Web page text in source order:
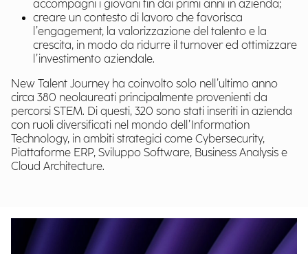
accompagni i giovani fin dai primi anni in azienda;
creare un contesto di lavoro che favorisca
l’engagement, la valorizzazione del talento e la
crescita, in modo da ridurre il turnover ed ottimizzare
l’investimento aziendale.
New Talent Journey ha coinvolto solo nell’ultimo anno
circa 380 neolaureati principalmente provenienti da
percorsi STEM. Di questi, 320 sono stati inseriti in azienda
con ruoli diversificati nel mondo dell’Information
Technology, in ambiti strategici come Cybersecurity,
Piattaforme ERP, Sviluppo Software, Business Analysis e
Cloud Architecture.